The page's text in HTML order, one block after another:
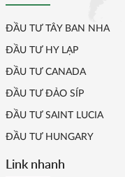
ĐẦU TƯ TÂY BAN NHA
ĐẦU TƯ HY LẠP
ĐẦU TƯ CANADA
ĐẦU TƯ ĐẢO SÍP
ĐẦU TƯ SAINT LUCIA
ĐẦU TƯ HUNGARY
Link nhanh